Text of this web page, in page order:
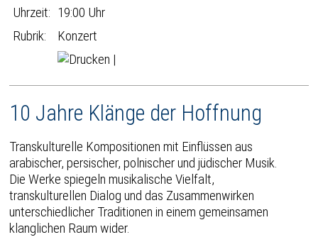
Uhrzeit: 19:00 Uhr
Rubrik:
Konzert
|
10 Jahre Klänge der Hoffnung
Transkulturelle Kompositionen mit Einflüssen aus
arabischer, persischer, polnischer und jüdischer Musik.
Die Werke spiegeln musikalische Vielfalt,
transkulturellen Dialog und das Zusammenwirken
unterschiedlicher Traditionen in einem gemeinsamen
klanglichen Raum wider.